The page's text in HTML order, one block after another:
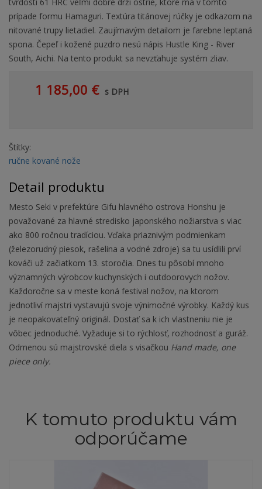
tvrdosti 61 HRC veľmi dobre drží ostrie, ktoré má v tomto
prípade formu Hamaguri. Textúra titánovej rúčky je odkazom na
nitované trupy lietadiel. Zaujímavým detailom je farebne leptaná
spona. Čepeľ i kožené puzdro nesú nápis Hustle King - River
South, Aichi. Na tento produkt sa nevzťahuje systém zliav.
1 185,00 € s DPH
Štítky:
ručne kované nože
Detail produktu
Mesto Seki v prefektúre Gifu hlavného ostrova Honshu je
považované za hlavné stredisko japonského nožiarstva s viac
ako 800 ročnou tradíciou. Vďaka priaznivým podmienkam
(železorudný piesok, rašelina a vodné zdroje) sa tu usídlili prví
kováči už začiatkom 13. storočia. Dnes tu pôsobí mnoho
významných výrobcov kuchynských i outdoorovych nožov.
Každoročne sa v meste koná festival nožov, na ktorom
jednotliví majstri vystavujú svoje výnimočné výrobky. Každý kus
je neopakovateľný originál. Dostať sa k ich vlastneniu nie je
vôbec jednoduché. Vyžaduje si to rýchlosť, rozhodnosť a guráž.
Odmenou sú majstrovské diela s visačkou Hand made, one
piece only.
K tomuto produktu vám
odporúčame